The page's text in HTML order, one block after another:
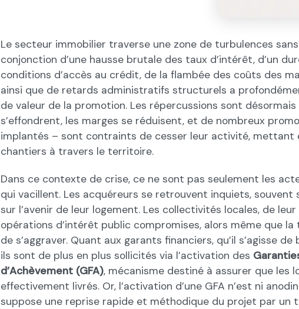
Le secteur immobilier traverse une zone de turbulences
conjonction d’une hausse brutale des taux d’intérêt, d’un
conditions d’accès au crédit, de la flambée des coûts des
ainsi que de retards administratifs structurels a
de valeur de la promotion. Les répercussions sont désormais
s’effondrent, les marges se réduisent, et de nombreux
implantés – sont contraints de cesser leur activité, mettant
chantiers à travers le territoire.
Dans ce contexte de crise, ce ne sont pas seulement les
qui vacillent. Les acquéreurs se retrouvent inquiets, souvent
sur l’avenir de leur logement. Les collectivités locales, de
opérations d’intérêt public compromises, alors même que
de s’aggraver. Quant aux garants financiers, qu’il s’agisse de
ils sont de plus en plus sollicités via l’activation des
d’Achèvement (GFA), mécanisme destiné à assurer que les
effectivement livrés. Or, l’activation d’une GFA n’est ni
suppose une reprise rapide et méthodique du projet par un